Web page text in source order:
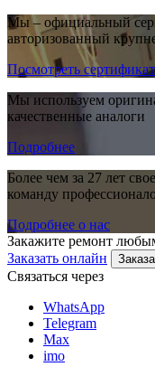
Мы – официальный
авторизованный
Посмотреть
Мы используем
качественные аналоги
Подробнее
Более чем за 27 лет
команду
Подробнее о нас
Закажите ремонт
Заказать онлайн
Связаться через
WhatsApp
Telegram
Max
imo